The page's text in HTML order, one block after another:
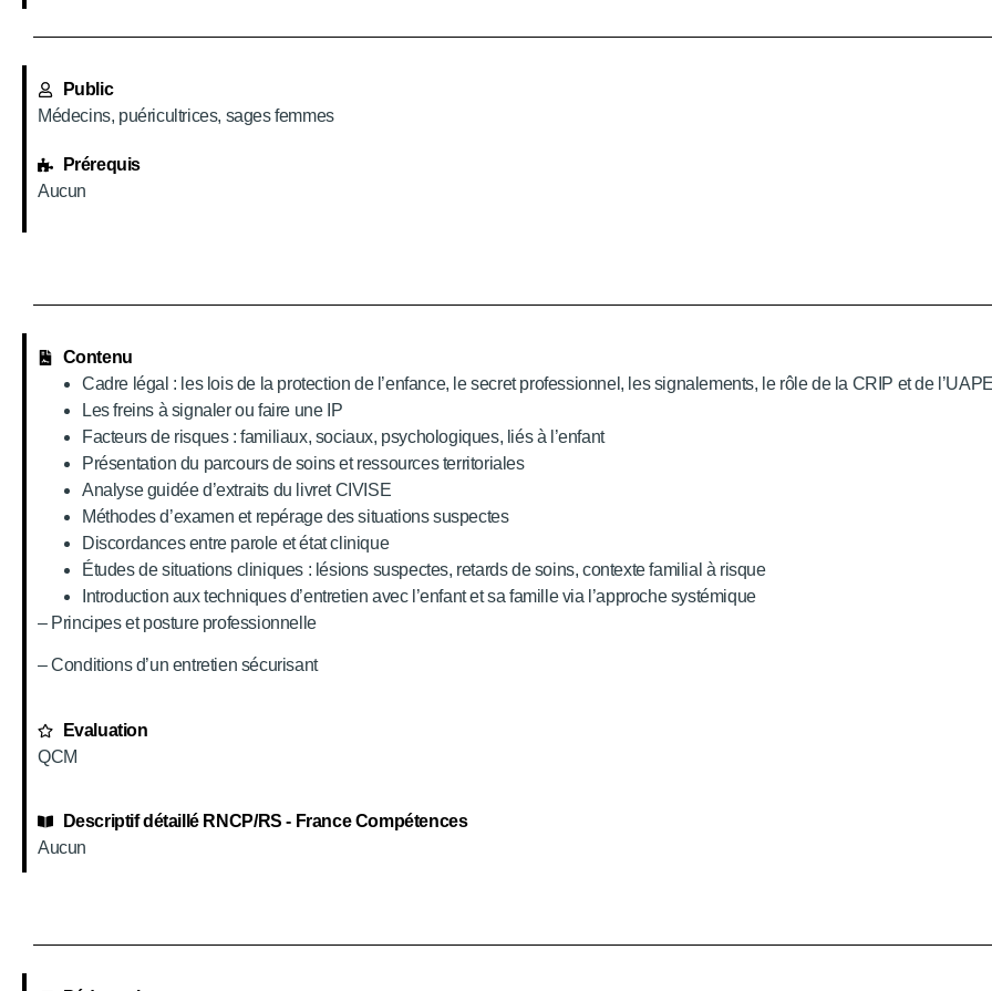
Public
Médecins, puéricultrices, sages femmes
Prérequis
Aucun
Contenu
Cadre légal : les lois de la protection de l’enfance, le secret professionnel, les signalements, le rôle de la CRIP et de
Les freins à signaler ou faire une IP
Facteurs de risques : familiaux, sociaux, psychologiques, liés à l’enfant
Présentation du parcours de soins et ressources territoriales
Analyse guidée d’extraits du livret CIVISE
Méthodes d’examen et repérage des situations suspectes
Discordances entre parole et état clinique
Études de situations cliniques : lésions suspectes, retards de soins, contexte familial à risque
Introduction aux techniques d’entretien avec l’enfant et sa famille via l’approche systémique
– Principes et posture professionnelle
– Conditions d’un entretien sécurisant
Evaluation
QCM
Descriptif détaillé RNCP/RS - France Compétences
Aucun